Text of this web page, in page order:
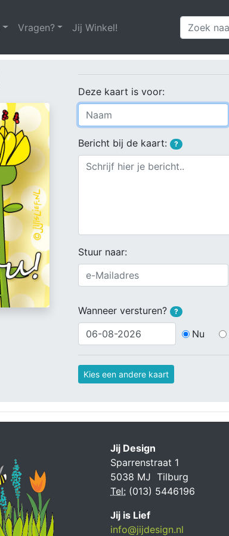
Vragen? Jij Winkel!
Deze kaart is voor:
Bericht bij de kaart: ?
Stuur naar:
Wanneer versturen?
?
Nu
Kies een andere kaart
Jij Design
Sparrenstraat 1
5038 MJ Tilburg
Tel: (013) 5446196
Jij is Lief
info@jijdesign.nl